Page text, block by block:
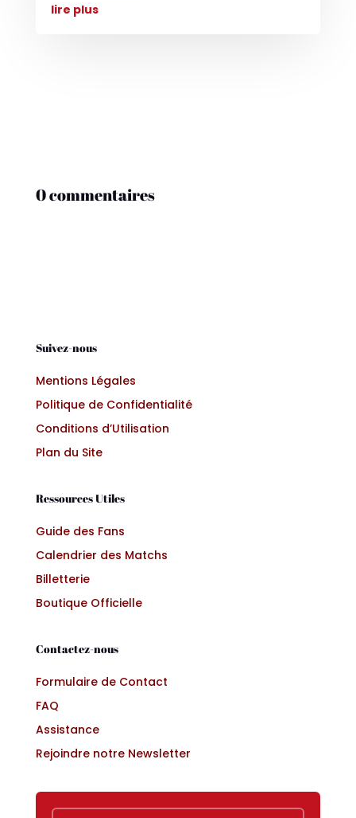
lire plus
0 commentaires
Suivez-nous
Mentions Légales
Politique de Confidentialité
Conditions d’Utilisation
Plan du Site
Ressources Utiles
Guide des Fans
Calendrier des Matchs
Billetterie
Boutique Officielle
Contactez-nous
Formulaire de Contact
FAQ
Assistance
Rejoindre notre Newsletter